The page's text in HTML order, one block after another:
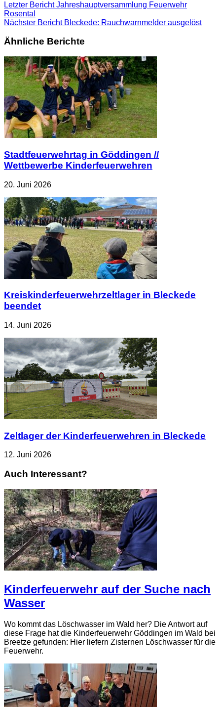
Letzter BerichtJahreshauptversammlung Feuerwehr
Rosental
Nächster BerichtBleckede: Rauchwarnmelder ausgelöst
Ähnliche Berichte
Stadtfeuerwehrtag in Göddingen //
Wettbewerbe Kinderfeuerwehren
20. Juni 2026
Kreiskinderfeuerwehrzeltlager in Bleckede
beendet
14. Juni 2026
Zeltlager der Kinderfeuerwehren in Bleckede
12. Juni 2026
Auch Interessant?
Kinderfeuerwehr auf der Suche nach
Wasser
Wo kommt das Löschwasser im Wald her? Die Antwort auf
diese Frage hat die Kinderfeuerwehr Göddingen im Wald bei
Breetze gefunden: Hier liefern Zisternen Löschwasser für die
Feuerwehr.